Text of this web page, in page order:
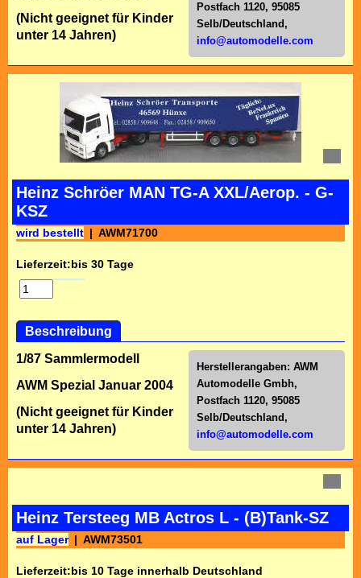
Postfach 1120, 95085
Selb/Deutschl and,
info@automodelle.com
(Nicht geeignet für Kinder
unter 14 Jahren)
Heinz Schröer MAN TG-A XXL/Aerop. - G-
KSZ
wird bestellt AWM71700
Lieferzeit:bis 30 Tage
Beschreibung
Herstellerangaben: AWM
Automodelle Gmbh,
Postfach 1120, 95085
Selb/Deutschl and,
info@automodelle.com
1/87 Sammlermodell
AWM Spezial Januar 2004
(Nicht geeignet für Kinder
unter 14 Jahren)
Heinz Tersteeg MB Actros L - (B)Tank-SZ
auf Lager AWM73501
Lieferzeit:bis 10 Tage innerhalb Deutschland